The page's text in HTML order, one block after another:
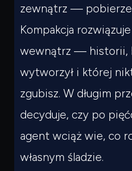
zewnątrz —
Kompakcja
wewnątrz — historii,
wytworzył i której
zgubisz. W długim
decyduje, czy po
agent wciąż wie, co
własnym śladzie.